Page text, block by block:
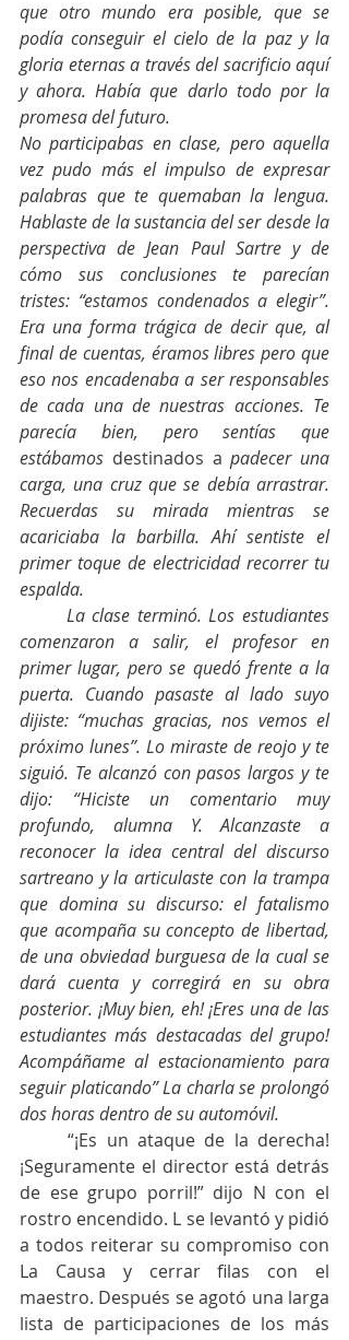
que otro mundo era posible, que se
podía conseguir el cielo de la paz y la
gloria eternas a través del sacrificio aquí
y ahora. Había que darlo todo por la
promesa del futuro.
No participabas en clase, pero aquella
vez pudo más el impulso de expresar
palabras que te quemaban la lengua.
Hablaste de la sustancia del ser desde la
perspectiva de Jean Paul Sartre y de
cómo sus conclusiones te parecían
tristes: “estamos condenados a elegir”.
Era una forma trágica de decir que, al
final de cuentas, éramos libres pero que
eso nos encadenaba a ser responsables
de cada una de nuestras acciones. Te
parecía bien, pero sentías que
estábamos destinados a padecer una
carga, una cruz que se debía arrastrar.
Recuerdas su mirada mientras se
acariciaba la barbilla. Ahí sentiste el
primer toque de electricidad recorrer tu
espalda.
La clase terminó. Los estudiantes
comenzaron a salir, el profesor en
primer lugar, pero se quedó frente a la
puerta. Cuando pasaste al lado suyo
dijiste: “muchas gracias, nos vemos el
próximo lunes”. Lo miraste de reojo y te
siguió. Te alcanzó con pasos largos y te
dijo: “Hiciste un comentario muy
profundo, alumna Y. Alcanzaste a
reconocer la idea central del discurso
sartreano y la articulaste con la trampa
que domina su discurso: el fatalismo
que acompaña su concepto de libertad,
de una obviedad burguesa de la cual se
dará cuenta y corregirá en su obra
posterior. ¡Muy bien, eh! ¡Eres una de las
estudiantes más destacadas del grupo!
Acompáñame al estacionamiento para
seguir platicando” La charla se prolongó
dos horas dentro de su automóvil.
	“¡Es un ataque de la derecha!
¡Seguramente el director está detrás
de ese grupo porril!” dijo N con el
rostro encendido. L se levantó y pidió
a todos reiterar su compromiso con
La Causa y cerrar filas con el
maestro. Después se agotó una larga
lista de participaciones de los más